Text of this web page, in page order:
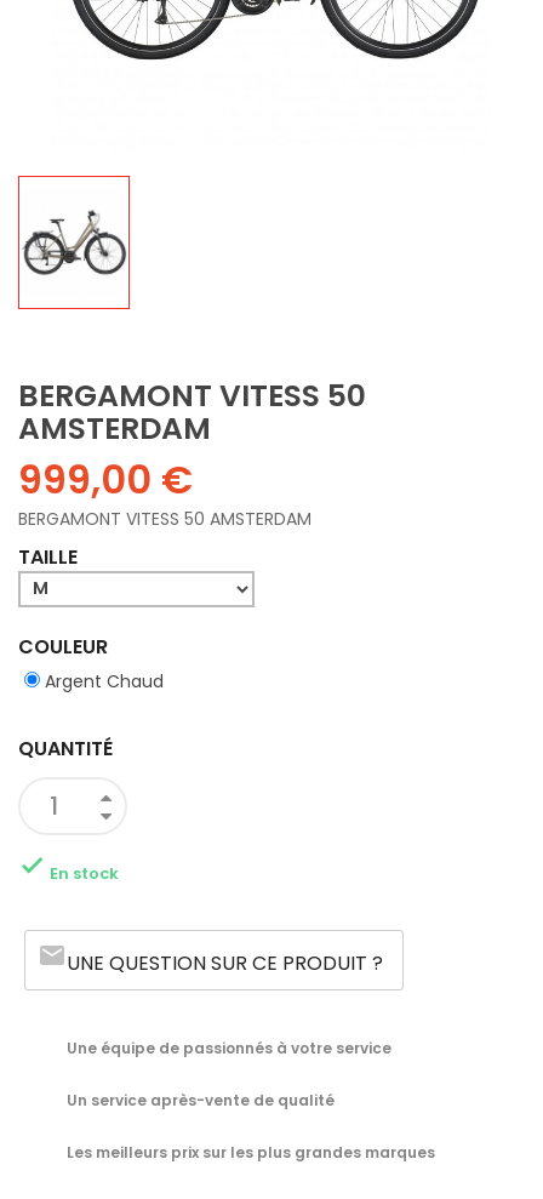
BERGAMONT VITESS 50
AMSTERDAM
999,00 €
BERGAMONT VITESS 50 AMSTERDAM
TAILLE
COULEUR
Argent Chaud
QUANTITÉ
 En stock
emailUNE QUESTION SUR CE PRODUIT ?
Une équipe de passionnés à votre service
Un service après-vente de qualité
Les meilleurs prix sur les plus grandes marques